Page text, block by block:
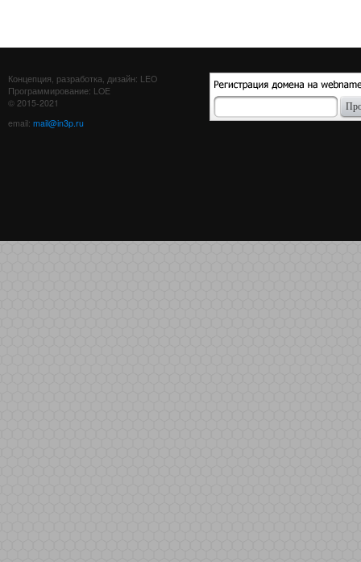
Концепция, разработка, дизайн: LEO
Программирование: LOE
© 2015-2021
email: mail@in3p.ru